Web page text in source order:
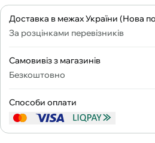
Доставка в межах України (Нова
За розцінками перевізників
Самовивіз з магазинів
Безкоштовно
Способи оплати